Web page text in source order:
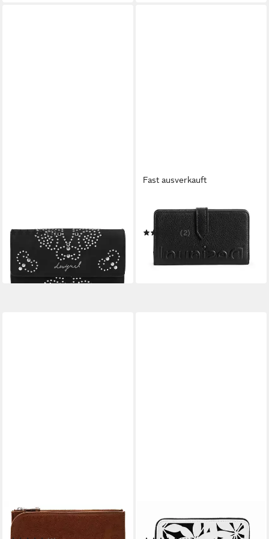
(1)
ab 31,17 € UVP59,95 €
-48%
in 2-3 Werktagen bei dir
Fast ausverkauft
Geldbörse Mone
(2)
24,95 € UVP 49,95 €
-50%
DESIGUAL
Geldbörse Ines
Geldbörse Onyx